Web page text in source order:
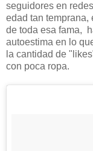
seguidores en
edad tan temprana,
de toda esa fama,
autoestima en lo
la cantidad de
con poca ropa.